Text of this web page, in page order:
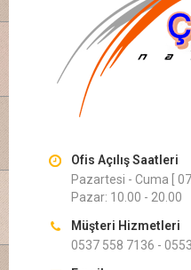
Ofis Açılış Saatleri
Pazartesi - Cuma [
Pazar: 10.00 - 20.00
Müşteri Hizmetleri
0537 558 7136 -